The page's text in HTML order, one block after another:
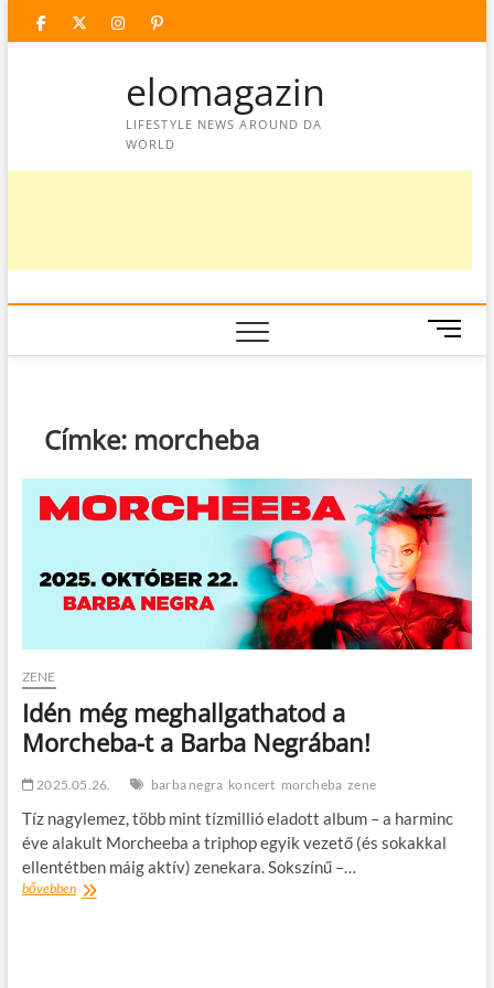
facebooktwitter
instagram
googleplus
pinterest
elomagazin
LIFESTYLE NEWS AROUND DA
WORLD
M
e
t
o
n
Címke: morcheba
ZENE
Idén még meghallgathatod a
Morcheba-t a Barba Negrában!
2025.05.26. barba negra koncert morcheba zene
Tíz nagylemez, több mint tízmillió eladott album – a harminc
éve alakult Morcheeba a triphop egyik vezető (és sokakkal
ellentétben máig aktív) zenekara. Sokszínű –…
bővebbenIdén